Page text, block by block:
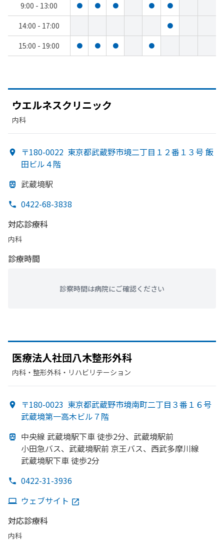
9:00 - 13:00
● ● ● ● ●
14:00 - 17:00 ●
15:00 - 19:00 ● ● ● ●
ウエルネスクリニック
内科
〒180-0022 東京都武蔵野市境二丁目１２番１３号 飯
田ビル４階
武蔵境駅
0422-68-3838
対応診療科
内科
診療時間
診察時間は病院にご確認ください
医療法人社団八木整形外科
内科・​整形外科・​リハビリテーション
〒180-0023 東京都武蔵野市境南町二丁目３番１６号
武蔵境第一高木ビル７階
中央線 武蔵境駅下車 徒歩2分、 武蔵境駅前
小田急バス、 武蔵境駅前 京王バス、 西武多摩川線
武蔵境駅下車 徒歩2分
0422-31-3936
ウェブサイト
対応診療科
内科